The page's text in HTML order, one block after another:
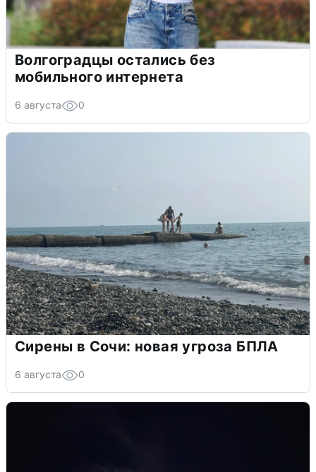
Волгоградцы остались без
мобильного интернета
6 августа 0
Сирены в Сочи: новая угроза БПЛА
6 августа 0